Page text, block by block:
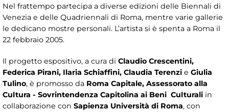
Nel frattempo partecipa a diverse edizioni delle Biennali di
Venezia e delle Quadriennali di Roma, mentre varie gallerie
le dedicano mostre personali. L’artista si è spenta a Roma il
22 febbraio 2005.
Il progetto espositivo, a cura di Claudio Crescentini,
Federica Pirani, Ilaria Schiaffini, Claudia Terenzi e Giulia
Tulino, è promosso da Roma Capitale, Assessorato alla
Cultura - Sovrintendenza Capitolina ai Beni Culturali in
collaborazione con Sapienza Università di Roma, con